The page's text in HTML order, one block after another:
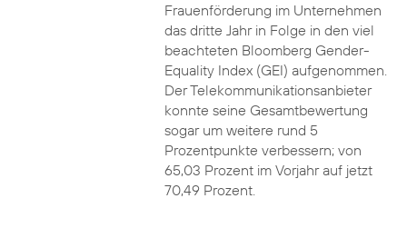
Frauenförderung im Unternehmen
das dritte Jahr in Folge in den viel
beachteten Bloomberg Gender-
Equality Index (GEI) aufgenommen.
Der Telekommunikationsanbieter
konnte seine Gesamtbewertung
sogar um weitere rund 5
Prozentpunkte verbessern; von
65,03 Prozent im Vorjahr auf jetzt
70,49 Prozent.